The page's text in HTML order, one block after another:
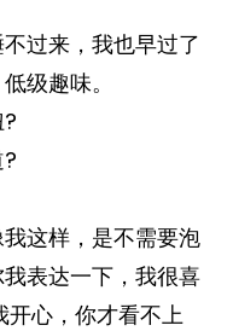
过来，我也早过了
级趣味。
这样，是不需要泡
表达一下，我很喜
开心，你才看不上